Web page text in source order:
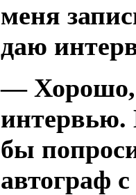
меня
даю
— Хорошо,
интервью.
бы
автограф